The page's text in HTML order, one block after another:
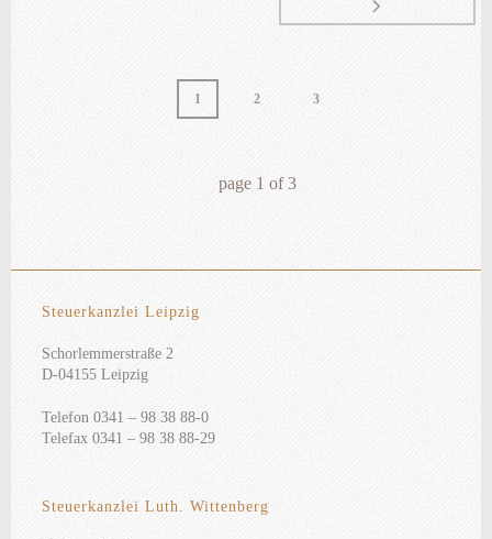
1 2 3
page 1 of3
Steuerkanzlei Leipzig
Schorlemmerstraße 2
D-04155 Leipzig
Telefon 0341 – 98 38 88-0
Telefax 0341 – 98 38 88-29
Steuerkanzlei Luth. Wittenberg